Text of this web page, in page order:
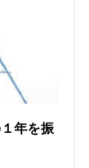
年を振